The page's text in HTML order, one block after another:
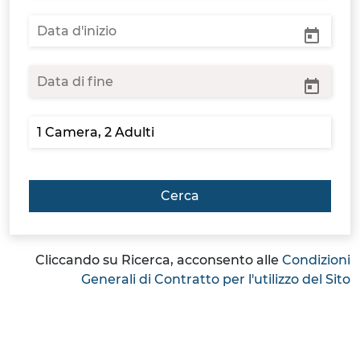
Cerca
Cliccando su Ricerca, acconsento alle Condizioni
Generali di Contratto per l'utilizzo del Sito